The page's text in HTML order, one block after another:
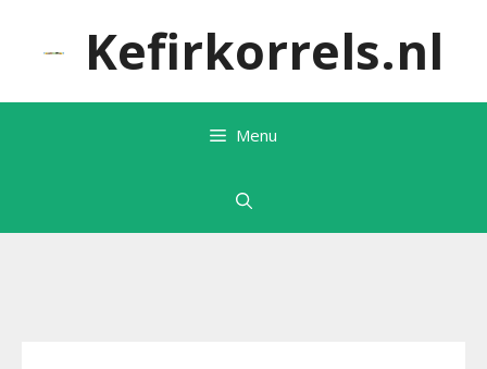
inhoud
Kefirkorrels.nl
Menu